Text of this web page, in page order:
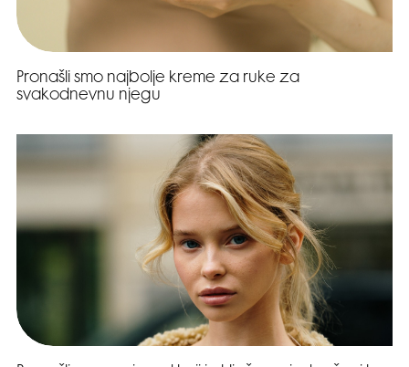
Pronašli smo najbolje kreme za ruke za
svakodnevnu njegu